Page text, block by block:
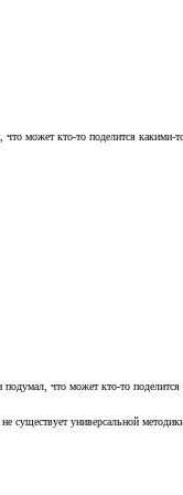
может кто-то поделится какими-
что может кто-то
существует универсальной